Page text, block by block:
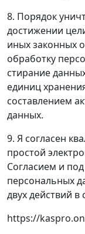
8. Порядок
достижении
иных законных
обработку
стирание
единиц
составлением
данных.
9. Я согласен
простой
Согласием и
персональных
двух действий в
https://